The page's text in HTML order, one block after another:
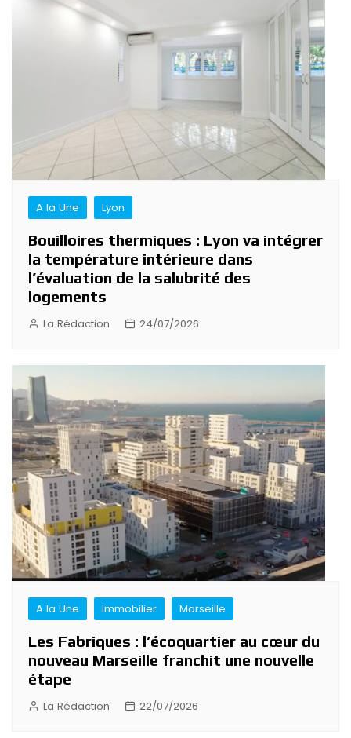
A la Une Lyon
Bouilloires thermiques : Lyon va intégrer
la température intérieure dans
l’évaluation de la salubrité des
logements
La Rédaction 24/07/2026
A la Une Immobilier Marseille
Les Fabriques : l’écoquartier au cœur du
nouveau Marseille franchit une nouvelle
étape
La Rédaction 22/07/2026